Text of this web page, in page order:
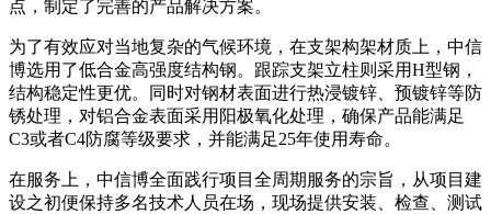
点，制定了完善的产品解决方案。
为了有效应对当地复杂的气候环境，在支架构架材质上，中信
博选用了低合金高强度结构钢。跟踪支架立柱则采用H型钢，
结构稳定性更优。同时对钢材表面进行热浸镀锌、预镀锌等防
锈处理，对铝合金表面采用阳极氧化处理，确保产品能满足
C3或者C4防腐等级要求，并能满足25年使用寿命。
在服务上，中信博全面践行项目全周期服务的宗旨，从项目建
设之初便保持多名技术人员在场，现场提供安装、检查、测试